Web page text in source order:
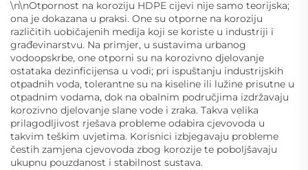
\n\nOtpornost na koroziju HDPE cijevi nije samo teorijska;
ona je dokazana u praksi. One su otporne na koroziju
različitih uobičajenih medija koji se koriste u industriji i
građevinarstvu. Na primjer, u sustavima urbanog
vodoopskrbe, one otporni su na korozivno djelovanje
ostataka dezinficijensa u vodi; pri ispuštanju industrijskih
otpadnih voda, tolerantne su na kiseline ili lužine prisutne u
otpadnim vodama, dok na obalnim područjima izdržavaju
korozivno djelovanje slane vode i zraka. Takva velika
prilagodljivost rješava probleme odabira cjevovoda u
takvim teškim uvjetima. Korisnici izbjegavaju probleme
čestih zamjena cjevovoda zbog korozije te poboljšavaju
ukupnu pouzdanost i stabilnost sustava.